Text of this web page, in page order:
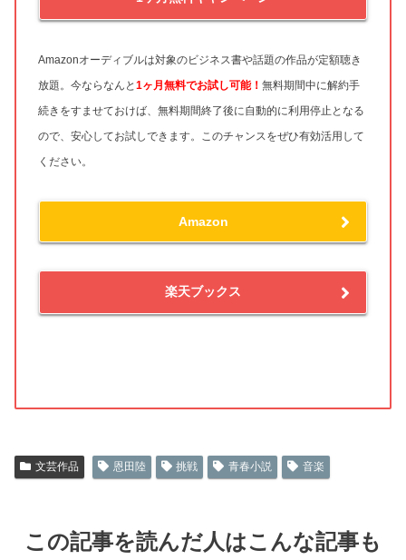
Amazonオーディブルは対象のビジネス書や話題の作品が定額聴き
放題。今ならなんと 1ヶ月無料でお試し可能！ 無料期間中に解約手
続きをすませておけば、無料期間終了後に自動的に利用停止となる
ので、安心してお試しできます。このチャンスをぜひ有効活用して
ください。
Amazon
楽天ブックス
文芸作品 恩田陸 挑戦 青春小説 音楽
この記事を読んだ人はこんな記事も